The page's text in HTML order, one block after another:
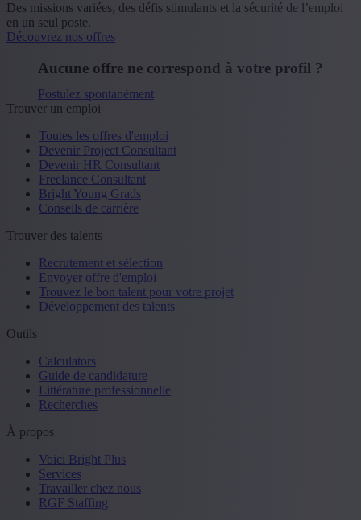
Des missions variées, des défis stimulants et la sécurité de l’emploi
en un seul poste.
Découvrez nos offres
Aucune offre ne correspond à votre profil ?
Postulez spontanément
Trouver un emploi
Toutes les offres d'emploi
Devenir Project Consultant
Devenir HR Consultant
Freelance Consultant
Bright Young Grads
Conseils de carrière
Trouver des talents
Recrutement et sélection
Envoyer offre d'emploi
Trouvez le bon talent pour votre projet
Développement des talents
Outils
Calculators
Guide de candidature
Littérature professionnelle
Recherches
À propos
Voici Bright Plus
Services
Travailler chez nous
RGF Staffing